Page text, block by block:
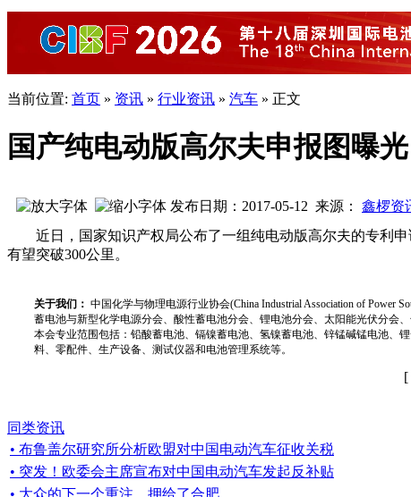
当前位置: 首页 » 资讯 » 行业资讯 » 汽车 » 正文
国产纯电动版高尔夫申报图曝
发布日期：2017-05-12 来源： 鑫椤资
近日，国家知识产权局公布了一组纯电动版高尔夫的专利申
有望突破300公里。
关于我们： 中国化学与物理电源行业协会(China Industrial Association of
蓄电池与新型化学电源分会、酸性蓄电池分会、锂电池分会、太阳能光伏分会
本会专业范围包括：铅酸蓄电池、镉镍蓄电池、氢镍蓄电池、锌锰碱锰电池、
料、零配件、生产设备、测试仪器和电池管理系统等。
[
同类资讯
• 布鲁盖尔研究所分析欧盟对中国电动汽车征收关税
• 突发！欧委会主席宣布对中国电动汽车发起反补贴
• 大众的下一个重注，押给了合肥